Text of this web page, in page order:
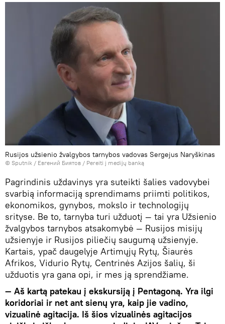
Rusijos užsienio žvalgybos tarnybos vadovas Sergejus Naryškinas
© Sputnik / Евгений Биятов / Pereiti į medijų banką
Pagrindinis uždavinys yra suteikti šalies vadovybei
svarbią informaciją sprendimams priimti politikos,
ekonomikos, gynybos, mokslo ir technologijų
srityse. Be to, tarnyba turi užduotį — tai yra Užsienio
žvalgybos tarnybos atsakomybė — Rusijos misijų
užsienyje ir Rusijos piliečių saugumą užsienyje.
Kartais, ypač daugelyje Artimųjų Rytų, Šiaurės
Afrikos, Vidurio Rytų, Centrinės Azijos šalių, ši
užduotis yra gana opi, ir mes ją sprendžiame.
— Aš kartą patekau į ekskursiją į Pentagoną. Yra ilgi
koridoriai ir net ant sienų yra, kaip jie vadino,
vizualinė agitacija. Iš šios vizualinės agitacijos